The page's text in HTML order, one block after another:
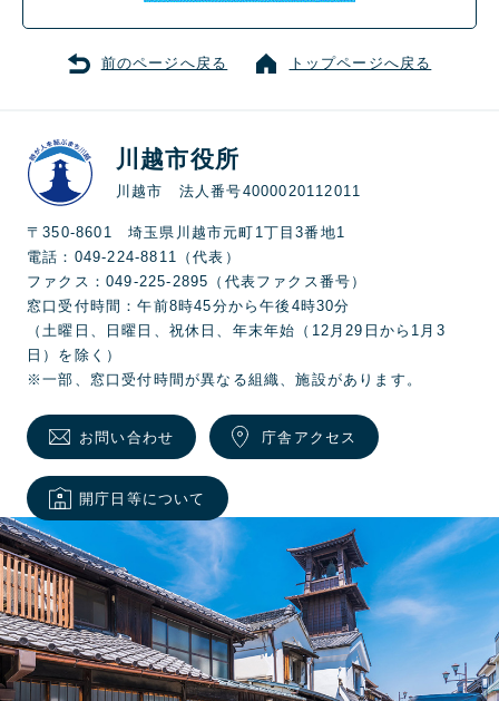
前のページへ戻る トップページへ戻る
川越市役所
川越市 法人番号4000020112011
〒350-8601 埼玉県川越市元町1丁目3番地1
電話：049-224-8811（代表）
ファクス：049-225-2895（代表ファクス番号）
窓口受付時間：午前8時45分から午後4時30分
（土曜日、日曜日、祝休日、年末年始（12月29日から1月3
日）を除く）
※一部、窓口受付時間が異なる組織、施設があります。
お問い合わせ 庁舎アクセス
開庁日等について